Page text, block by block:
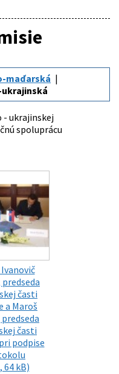
maďarská
- ukrajinskej
spoluprácu
časti
a Maroš
časti
podpise
64 kB)